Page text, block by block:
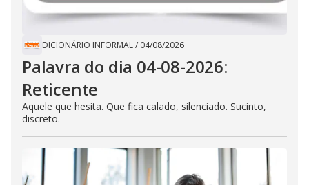
DICIONÁRIO INFORMAL/ 04/08/2026
Palavra do dia 04-08-2026:
Reticente
Aquele que hesita. Que fica calado, silenciado. Sucinto,
discreto.